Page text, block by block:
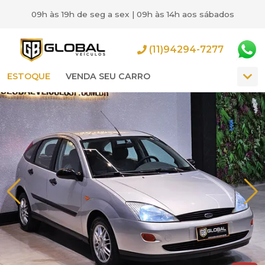
09h às 19h de seg a sex | 09h às 14h aos sábados
ESTOQUE VENDA SEU CARRO
(11)94294-7277